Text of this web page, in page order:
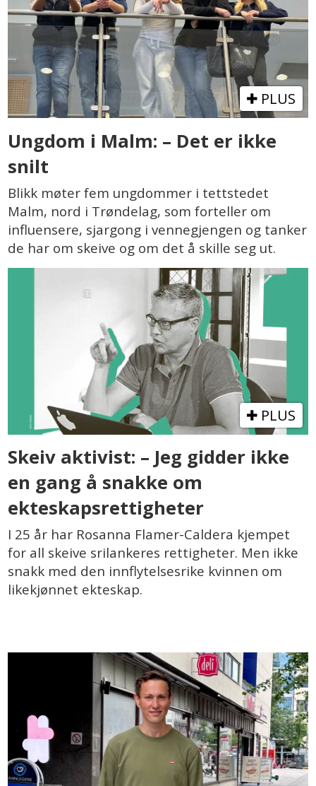
PLUS
Ungdom i Malm: – Det er ikke
snilt
Blikk møter fem ungdommer i tettstedet
Malm, nord i Trøndelag, som forteller om
influensere, sjargong i vennegjengen og tanker
de har om skeive og om det å skille seg ut.
PLUS
Skeiv aktivist: – Jeg gidder ikke
en gang å snakke om
ekteskapsrettigheter
I 25 år har Rosanna Flamer-Caldera kjempet
for all skeive srilankeres rettigheter. Men ikke
snakk med den innflytelsesrike kvinnen om
likekjønnet ekteskap.